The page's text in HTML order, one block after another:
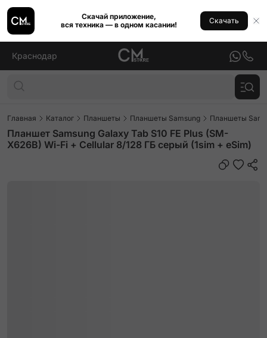
Скачай приложение,
вся техника — в одном касании!
Скачать
Краснодар
Главная Каталог Планшеты Планшеты Samsung Планшеты
Планшет Samsung Galaxy Tab S10 FE Plus (SM-
X626B) Wi-Fi + Cellular 8/128 ГБ серый (1sim + eSim)